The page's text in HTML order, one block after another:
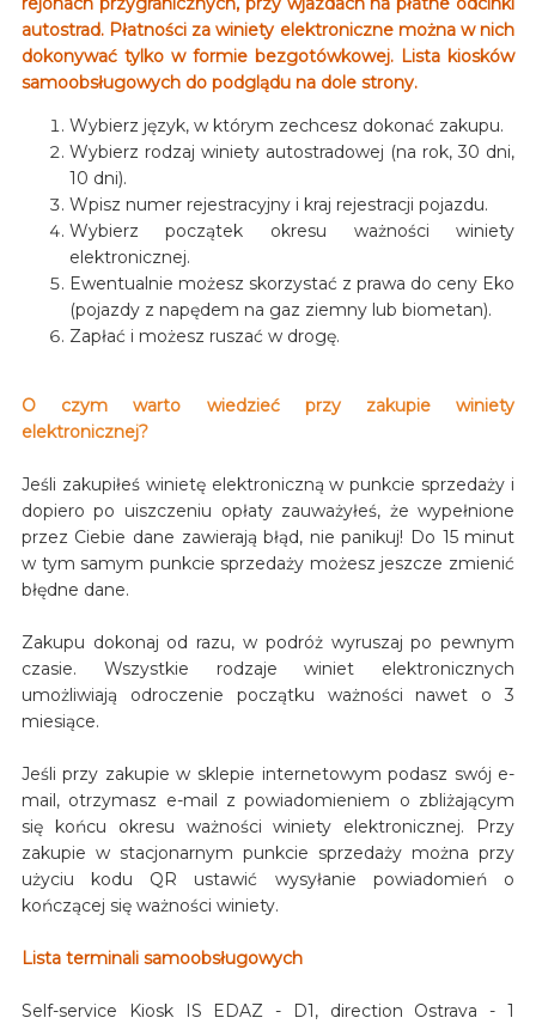
autostrad. Płatności za winiety elektroniczne można w nich
dokonywać tylko w formie bezgotówkowej. Lista kiosków
samoobsługowych do podglądu na dole strony.
Wybierz język, w którym zechcesz dokonać zakupu.
Wybierz rodzaj winiety autostradowej (na rok, 30 dni,
10 dni).
Wpisz numer rejestracyjny i kraj rejestracji pojazdu.
Wybierz początek okresu ważności winiety
elektronicznej.
Ewentualnie możesz skorzystać z prawa do ceny Eko
(pojazdy z napędem na gaz ziemny lub biometan).
Zapłać i możesz ruszać w drogę.
O czym warto wiedzieć przy zakupie winiety
elektronicznej?
Jeśli zakupiłeś winietę elektroniczną w punkcie sprzedaży i
dopiero po uiszczeniu opłaty zauważyłeś, że wypełnione
przez Ciebie dane zawierają błąd, nie panikuj! Do 15 minut
w tym samym punkcie sprzedaży możesz jeszcze zmienić
błędne dane.
Zakupu dokonaj od razu, w podróż wyruszaj po pewnym
czasie. Wszystkie rodzaje winiet elektronicznych
umożliwiają odroczenie początku ważności nawet o 3
miesiące.
Jeśli przy zakupie w sklepie internetowym podasz swój e-
mail, otrzymasz e-mail z powiadomieniem o zbliżającym
się końcu okresu ważności winiety elektronicznej. Przy
zakupie w stacjonarnym punkcie sprzedaży można przy
użyciu kodu QR ustawić wysyłanie powiadomień o
kończącej się ważności winiety.
Lista terminali samoobsługowych
Self-service Kiosk IS EDAZ - D1, direction Ostrava - 1